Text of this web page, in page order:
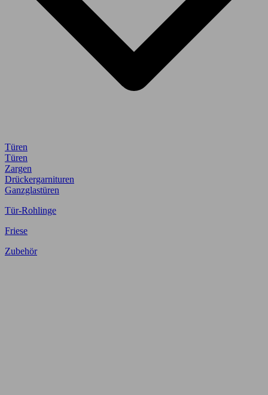
Türen
Türen
Zargen
Drückergarnituren
Ganzglastüren
Tür-Rohlinge
Friese
Zubehör